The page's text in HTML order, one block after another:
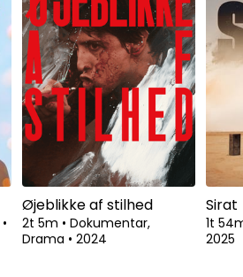
•
Øjeblikke af stilhed
2t 5m • Dokumentar,
Drama • 2024
Sirat
1t
2025